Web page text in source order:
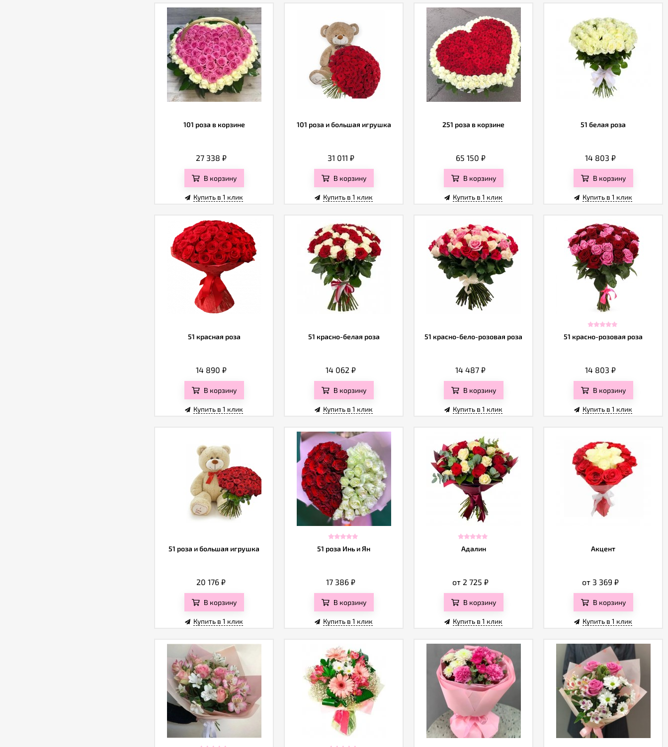
101 роза в корзине
27 338 ₽
В корзину
Купить в 1 клик
101 роза и большая игрушка
31 011 ₽
В корзину
Купить в 1 клик
251 роза в корзине
65 150 ₽
В корзину
Купить в 1 клик
51 белая роза
14 803 ₽
В корзину
Купить в 1 клик
51 красная роза
14 890 ₽
В корзину
Купить в 1 клик
51 красно-белая роза
14 062 ₽
В корзину
Купить в 1 клик
51 красно-бело-розовая роза
14 487 ₽
В корзину
Купить в 1 клик
51 красно-розовая роза
14 803 ₽
В корзину
Купить в 1 клик
51 роза и большая игрушка
20 176 ₽
В корзину
Купить в 1 клик
51 роза Инь и Ян
17 386 ₽
В корзину
Купить в 1 клик
Адалин
от 2 725 ₽
В корзину
Купить в 1 клик
Акцент
от 3 369 ₽
В корзину
Купить в 1 клик